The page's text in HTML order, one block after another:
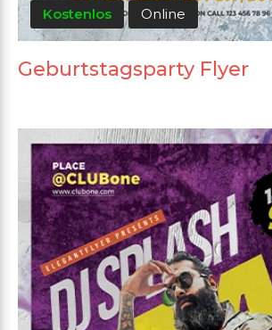
Kostenlos Online
Geburtstagsparty Flyer